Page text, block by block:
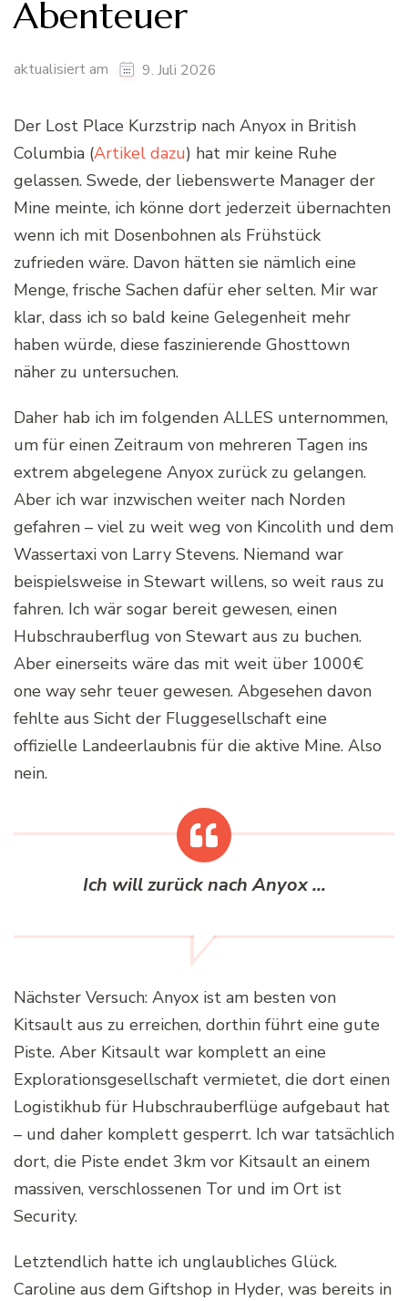
Abenteuer
aktualisiert am 9. Juli 2026
Der Lost Place Kurzstrip nach Anyox in British
Columbia (Artikel dazu) hat mir keine Ruhe
gelassen. Swede, der liebenswerte Manager der
Mine meinte, ich könne dort jederzeit übernachten
wenn ich mit Dosenbohnen als Frühstück
zufrieden wäre. Davon hätten sie nämlich eine
Menge, frische Sachen dafür eher selten. Mir war
klar, dass ich so bald keine Gelegenheit mehr
haben würde, diese faszinierende Ghosttown
näher zu untersuchen.
Daher hab ich im folgenden ALLES unternommen,
um für einen Zeitraum von mehreren Tagen ins
extrem abgelegene Anyox zurück zu gelangen.
Aber ich war inzwischen weiter nach Norden
gefahren – viel zu weit weg von Kincolith und dem
Wassertaxi von Larry Stevens. Niemand war
beispielsweise in Stewart willens, so weit raus zu
fahren. Ich wär sogar bereit gewesen, einen
Hubschrauberflug von Stewart aus zu buchen.
Aber einerseits wäre das mit weit über 1000€
one way sehr teuer gewesen. Abgesehen davon
fehlte aus Sicht der Fluggesellschaft eine
offizielle Landeerlaubnis für die aktive Mine. Also
nein.
Ich will zurück nach Anyox …
Nächster Versuch: Anyox ist am besten von
Kitsault aus zu erreichen, dorthin führt eine gute
Piste. Aber Kitsault war komplett an eine
Explorationsgesellschaft vermietet, die dort einen
Logistikhub für Hubschrauberflüge aufgebaut hat
– und daher komplett gesperrt. Ich war tatsächlich
dort, die Piste endet 3km vor Kitsault an einem
massiven, verschlossenen Tor und im Ort ist
Security.
Letztendlich hatte ich unglaubliches Glück.
Caroline aus dem Giftshop in Hyder, was bereits in